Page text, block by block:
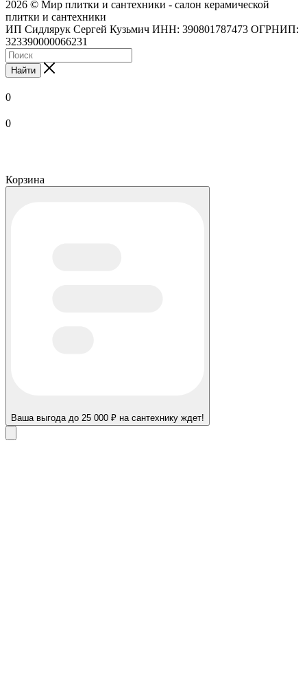
2026 © Мир плитки и сантехники - салон керамической
плитки и сантехники
ИП Сидлярук Сергей Кузьмич ИНН: 390801787473 ОГРНИП:
323390000066231
Найти
0
0
Корзина
Ваша выгода до 25 000 ₽ на сантехнику ждет!